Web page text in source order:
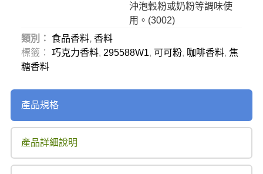
沖泡穀粉或奶粉等調味使
用。(3002)
類別： 食品香料, 香料
標籤： 巧克力香料, 295588W1, 可可粉, 咖啡香料, 焦
糖香料
產品規格
產品詳細說明